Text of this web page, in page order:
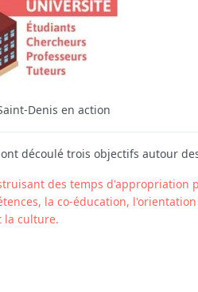
en action
découlé trois objectifs autour
des temps d'appropriation
la co-éducation,
la culture.